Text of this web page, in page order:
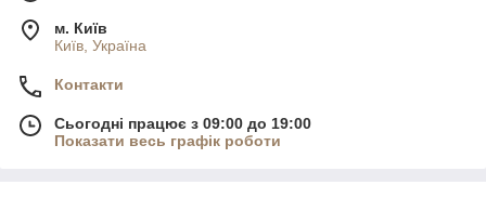
м. Київ
Київ, Україна
Контакти
Сьогодні працює з 09:00 до 19:00
Показати весь графік роботи